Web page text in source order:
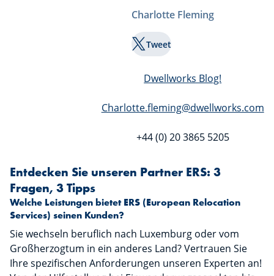
Charlotte Fleming
Tweet
Dwellworks Blog!
Charlotte.fleming@dwellworks.com
+44 (0) 20 3865 5205
Entdecken Sie unseren Partner ERS: 3
Fragen, 3 Tipps
Welche Leistungen bietet ERS (European Relocation
Services) seinen Kunden?
Sie wechseln beruflich nach Luxemburg oder vom
Großherzogtum in ein anderes Land? Vertrauen Sie
Ihre spezifischen Anforderungen unseren Experten an!